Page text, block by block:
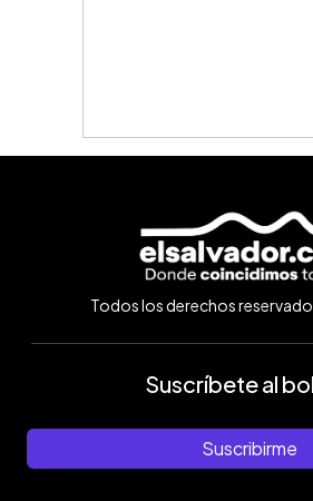
Todos los derechos
Suscríbete al
Suscribirme